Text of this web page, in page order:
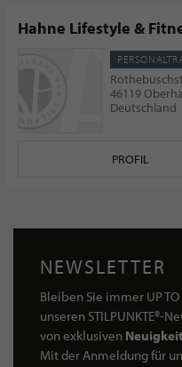
Hahne Lifestyle &
Oberhausen
46119
Deutschland
PROFIL
NEWSLETTER
Bleiben Sie immer UP
unseren STILPUNKTE®-
von exklusiven
Mit der Anmeldung für